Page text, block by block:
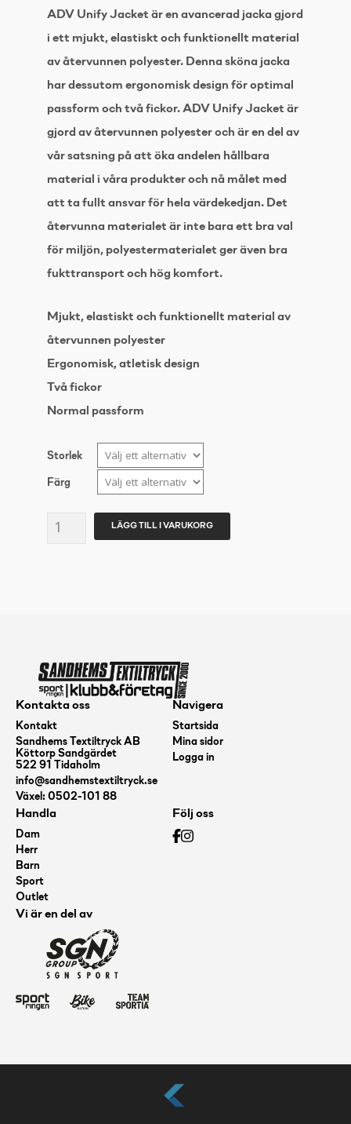
ADV Unify Jacket är en avancerad jacka gjord
i ett mjukt, elastiskt och funktionellt material
av återvunnen polyester. Denna sköna jacka
har dessutom ergonomisk design för optimal
passform och två fickor. ADV Unify Jacket är
gjord av återvunnen polyester och är en del av
vår satsning på att öka andelen hållbara
material i våra produkter och nå målet med
att ta fullt ansvar för hela värdekedjan. Det
återvunna materialet är inte bara ett bra val
för miljön, polyestermaterialet ger även bra
fukttransport och hög komfort.
Mjukt, elastiskt och funktionellt material av
återvunnen polyester
Ergonomisk, atletisk design
Två fickor
Normal passform
Storlek
Färg
CRAFT
LÄGG TILL I VARUKORG
Kontakta oss
Kontakt
Sandhems Textiltryck AB
Köttorp Sandgärdet
522 91 Tidaholm
info@sandhemstextiltryck.se
Växel: 0502-101 88
Navigera
Startsida
Mina sidor
Logga in
Handla
Dam
Herr
Barn
Sport
Outlet
Följ oss
Vi är en del av